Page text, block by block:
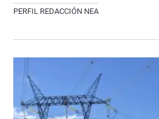
PERFIL REDACCIÓN NEA